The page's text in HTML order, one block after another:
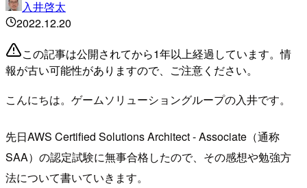
入井啓太
2022.12.20
この記事は公開されてから1年以上経過しています。情
報が古い可能性がありますので、ご注意ください。
こんにちは。ゲームソリューショングループの入井です。
先日AWS Certified Solutions Architect - Associate（通称
SAA）の認定試験に無事合格したので、その感想や勉強方
法について書いていきます。